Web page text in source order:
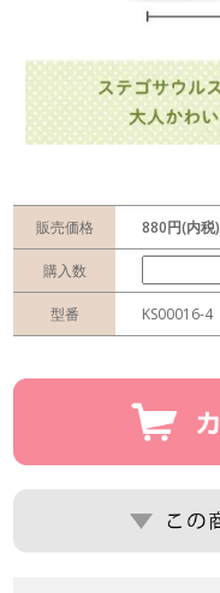
販売価格 880円(内税)
購入数
型番 KS00016-4